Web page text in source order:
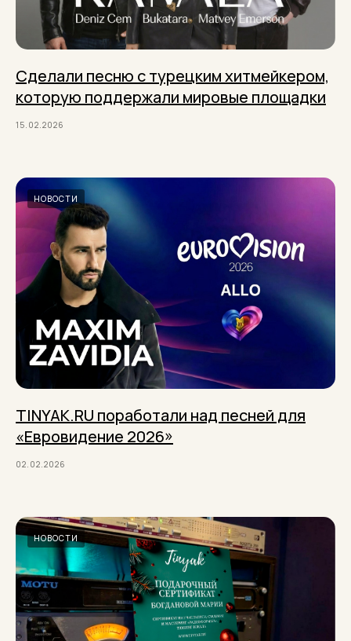
Сделали песню с турецким хитмейкером,
которую поддержали мировые площадки
15.02.2026
НОВОСТИ
TINYAK.RU поработали над песней для
«Евровидение 2026»
02.02.2026
НОВОСТИ